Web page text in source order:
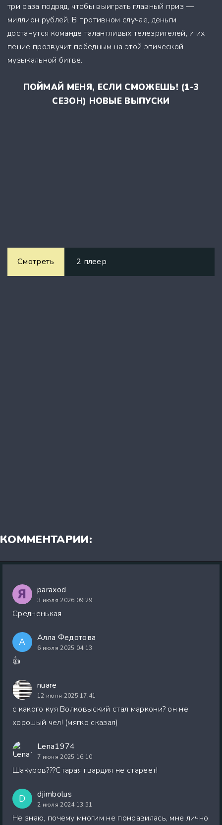
три раза подряд, чтобы выиграть главный приз —
миллион рублей. В противном случае, деньги
достанутся команде талантливых телезрителей, и их
пение прозвучит победным на этой эпической
музыкальной битве.
ПОЙМАЙ МЕНЯ, ЕСЛИ СМОЖЕШЬ! (1-3
СЕЗОН) НОВЫЕ ВЫПУСКИ
Смотреть 2 плеер
КОММЕНТАРИИ:
paraxod
3 июля 2026 09:29
Средненькая
А Алла Федотова
6 июля 2025 04:13
👍
nuare
12 июня 2025 17:41
с какого куя Волковыский стал маркони? он не
хорошый чел! (мягко сказал)
Lena1974
7 июня 2025 16:10
Шакуров???Старая гвардия не стареет!
D djimbolus
2 июля 2024 13:51
Не знаю, почему многим не понравилась, мне лично